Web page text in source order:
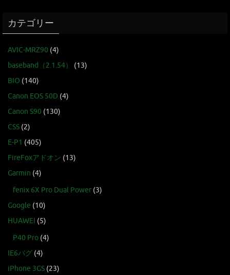
カテゴリー
AVIC-MRZ90 (4)
baseband（2.1.54）
(13)
BIO (140)
Canon EOS 50D (4)
Canon S90 (130)
CSS (2)
E-P1 (405)
FireFoxアドオン (13)
Garmin (4)
fenix 6X Pro Dual Power (3)
Google (10)
HUAWEI (5)
P40 Pro (4)
IE6バグ (4)
iPhone 3GS (23)